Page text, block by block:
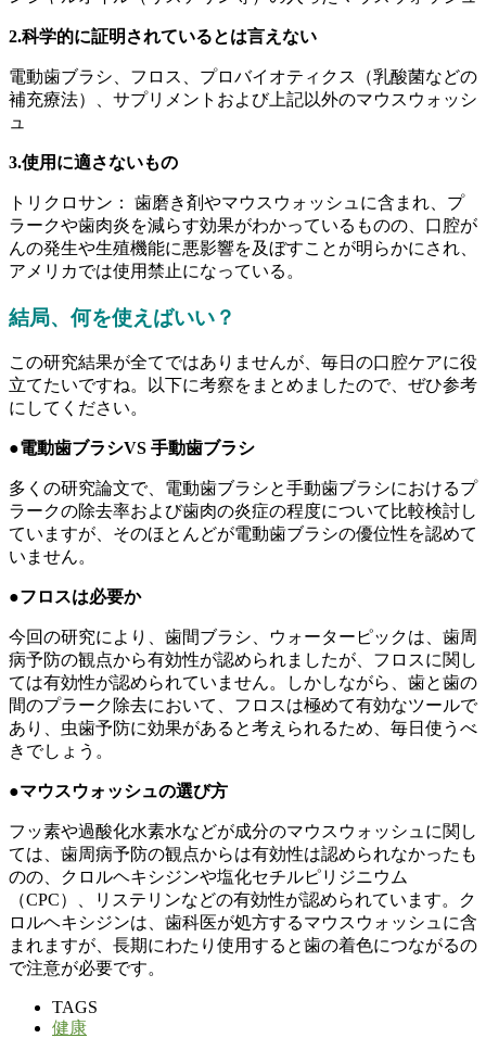
2.科学的に証明されているとは言えない
電動歯ブラシ、フロス、プロバイオティクス（乳酸菌などの
補充療法）、サプリメントおよび上記以外のマウスウォッシ
ュ
3.使用に適さないもの
トリクロサン： 歯磨き剤やマウスウォッシュに含まれ、プ
ラークや歯肉炎を減らす効果がわかっているものの、口腔が
んの発生や生殖機能に悪影響を及ぼすことが明らかにされ、
アメリカでは使用禁止になっている。
結局、何を使えばいい？
この研究結果が全てではありませんが、毎日の口腔ケアに役
立てたいですね。以下に考察をまとめましたので、ぜひ参考
にしてください。
●電動歯ブラシVS 手動歯ブラシ
多くの研究論文で、電動歯ブラシと手動歯ブラシにおけるプ
ラークの除去率および歯肉の炎症の程度について比較検討し
ていますが、そのほとんどが電動歯ブラシの優位性を認めて
いません。
●フロスは必要か
今回の研究により、歯間ブラシ、ウォーターピックは、歯周
病予防の観点から有効性が認められましたが、フロスに関し
ては有効性が認められていません。しかしながら、歯と歯の
間のプラーク除去において、フロスは極めて有効なツールで
あり、虫歯予防に効果があると考えられるため、毎日使うべ
きでしょう。
●マウスウォッシュの選び方
フッ素や過酸化水素水などが成分のマウスウォッシュに関し
ては、歯周病予防の観点からは有効性は認められなかったも
のの、クロルヘキシジンや塩化セチルピリジニウム
（CPC）、リステリンなどの有効性が認められています。ク
ロルヘキシジンは、歯科医が処方するマウスウォッシュに含
まれますが、長期にわたり使用すると歯の着色につながるの
で注意が必要です。
TAGS
健康